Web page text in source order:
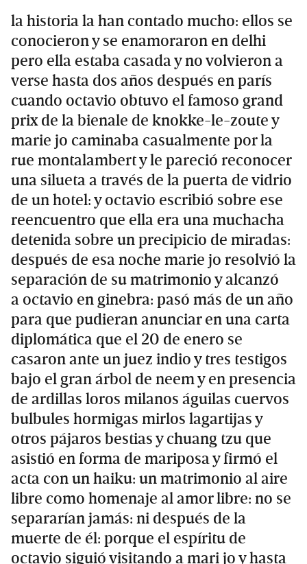
la historia la han contado mucho: ellos se
conocieron y se enamoraron en delhi
pero ella estaba casada y no volvieron a
verse hasta dos años después en parís
cuando octavio obtuvo el famoso grand
prix de la bienale de knokke-le-zoute y
marie jo caminaba casualmente por la
rue montalambert y le pareció reconocer
una silueta a través de la puerta de vidrio
de un hotel: y octavio escribió sobre ese
reencuentro que ella era una muchacha
detenida sobre un precipicio de miradas:
después de esa noche marie jo resolvió la
separación de su matrimonio y alcanzó
a octavio en ginebra: pasó más de un año
para que pudieran anunciar en una carta
diplomática que el 20 de enero se
casaron ante un juez indio y tres testigos
bajo el gran árbol de neem y en presencia
de ardillas loros milanos águilas cuervos
bulbules hormigas mirlos lagartijas y
otros pájaros bestias y chuang tzu que
asistió en forma de mariposa y firmó el
acta con un haiku: un matrimonio al aire
libre como homenaje al amor libre: no se
separarían jamás: ni después de la
muerte de él: porque el espíritu de
octavio siguió visitando a mari jo y hasta